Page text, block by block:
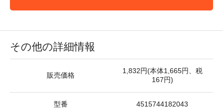
その他の詳細情報
販売価格
1,832円(本体1,665円、税
167円)
型番 4515744182043